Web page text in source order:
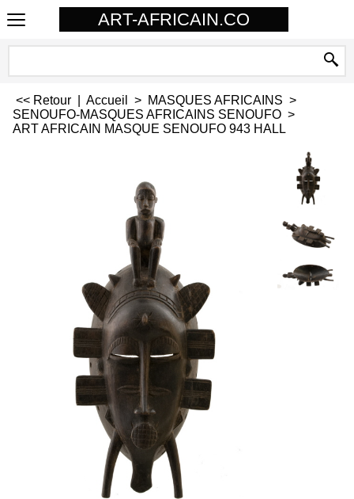
ART-AFRICAIN.CO
<< Retour Accueil > MASQUES AFRICAINS >
SENOUFO-MASQUES AFRICAINS SENOUFO >
ART AFRICAIN MASQUE SENOUFO 943 HALL